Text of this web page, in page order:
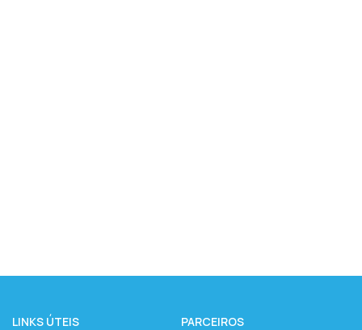
LINKS ÚTEIS PARCEIROS